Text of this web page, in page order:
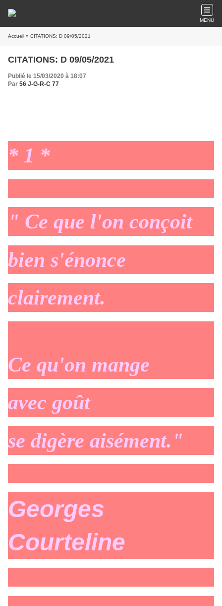
MENU
Accueil » CITATIONS: D 09/05/2021
CITATIONS: D 09/05/2021
Publié le 15/03/2020 à 18:07
Par 56 J-G-R-C 77
* 1 *
" Ce que l'on conçoit
bien s'énonce
clairement.
Ce qu'on mange
avec goût
se digère aisément."
Georges
Courteline